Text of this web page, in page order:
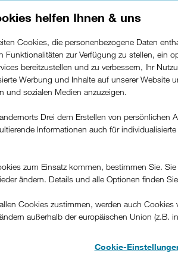
bei Telefonie, Internet und
Shopping, Kultur oder auch
Drei Plus eröffnet sich dir
einmalige Preise bei
+Ersparnissen bei
aus der Drei Welt!
einen Cent extra.
Gründe,
helfen Ihnen & uns
Cookies, die personenbezogene Daten
Funktionalitäten zur Verfügung zu stellen, ein
bereitzustellen und zu verbessern, Ihr
Werbung und Inhalte auf unserer Website
und sozialen Medien anzuzeigen.
Drei dem Erstellen von persönlichen
Informationen auch für
zum Einsatz kommen, bestimmen Sie.
ändern. Details und alle Optionen finden
Cookies zustimmen, werden auch Cookies
außerhalb der europäischen Union (z.B.
Cookie-